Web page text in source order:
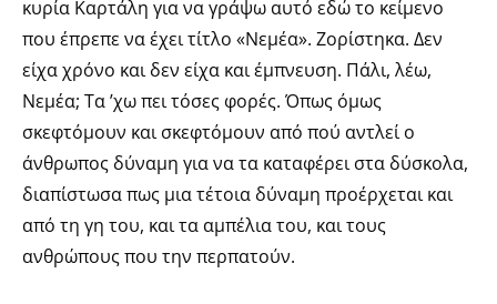
κυρία Καρτάλη για να γράψω αυτό εδώ το κείμενο
που έπρεπε να έχει τίτλο «Νεμέα». Ζορίστηκα. Δεν
είχα χρόνο και δεν είχα και έμπνευση. Πάλι, λέω,
Νεμέα; Τα ’χω πει τόσες φορές. Όπως όμως
σκεφτόμουν και σκεφτόμουν από πού αντλεί ο
άνθρωπος δύναμη για να τα καταφέρει στα δύσκολα,
διαπίστωσα πως μια τέτοια δύναμη προέρχεται και
από τη γη του, και τα αμπέλια του, και τους
ανθρώπους που την περπατούν.